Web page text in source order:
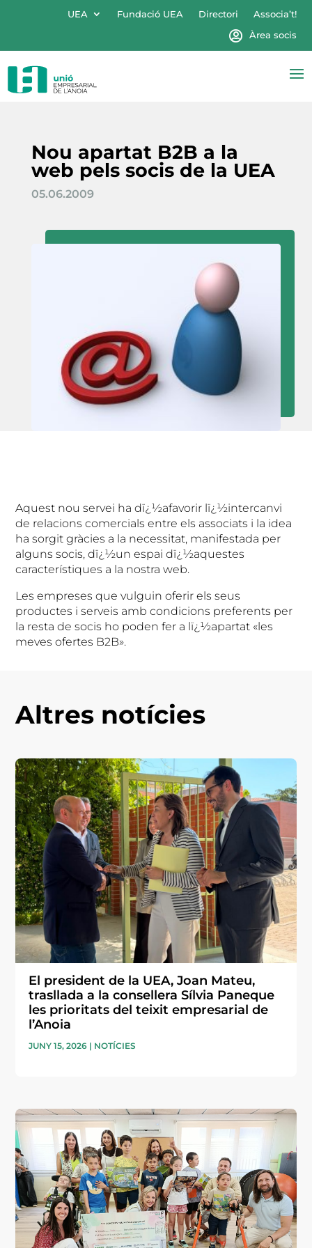
UEA Fundació UEA Directori
Associa’t!
Àrea socis
Nou apartat B2B a la
web pels socis de la UEA
05.06.2009
Aquest nou servei ha dï¿½afavorir lï¿½intercanvi
de relacions comercials entre els associats i la idea
ha sorgit gràcies a la necessitat, manifestada per
alguns socis, dï¿½un espai dï¿½aquestes
característiques a la nostra web.
Les empreses que vulguin oferir els seus
productes i serveis amb condicions preferents per
la resta de socis ho poden fer a lï¿½apartat «les
meves ofertes B2B».
Altres notícies
El president de la UEA, Joan Mateu,
trasllada a la consellera Sílvia Paneque
les prioritats del teixit empresarial de
l’Anoia
JUNY 15, 2026 | NOTÍCIES